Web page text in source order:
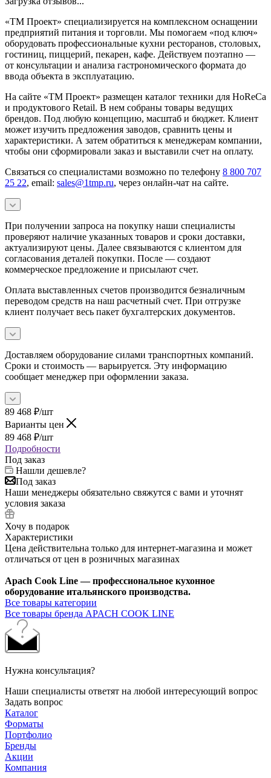
«ТМ Проект» специализируется на комплексном оснащении
предприятий питания и торговли. Мы помогаем «под ключ»
оборудовать профессиональные кухни ресторанов, столовых,
гостиниц, пиццерий, пекарен, кафе. Действуем поэтапно —
от консультации и анализа гастрономического формата до
ввода объекта в эксплуатацию.
На сайте «ТМ Проект» размещен каталог техники для HoReCa
и продуктового Retail. В нем собраны товары ведущих
брендов. Под любую концепцию, масштаб и бюджет. Клиент
может изучить предложения заводов, сравнить цены и
характеристики. А затем обратиться к менеджерам компании,
чтобы они сформировали заказ и выставили счет на оплату.
Связаться со специалистами возможно по телефону 8 800 707
25 22, email: sales@1tmp.ru, через онлайн-чат на сайте.
При получении запроса на покупку наши специалисты
проверяют наличие указанных товаров и сроки доставки,
актуализируют цены. Далее связываются с клиентом для
согласования деталей покупки. После — создают
коммерческое предложение и присылают счет.
Оплата выставленных счетов производится безналичным
переводом средств на наш расчетный счет. При отгрузке
клиент получает весь пакет бухгалтерских документов.
Доставляем оборудование силами транспортных компаний.
Сроки и стоимость — варьируется. Эту информацию
сообщает менеджер при оформлении заказа.
89 468 ₽/шт
Варианты цен
89 468 ₽/шт
Подробности
Под заказ
Нашли дешевле?
Под заказ
Наши менеджеры обязательно свяжутся с вами и уточнят
условия заказа
Хочу в подарок
Характеристики
Цена действительна только для интернет-магазина и может
отличаться от цен в розничных магазинах
Apach Cook Line — профессиональное кухонное
оборудование итальянского производства.
Все товары категории
Все товары бренда APACH COOK LINE
Нужна консультация?
Наши специалисты ответят на любой интересующий вопрос
Задать вопрос
Каталог
Форматы
Портфолио
Бренды
Акции
Компания